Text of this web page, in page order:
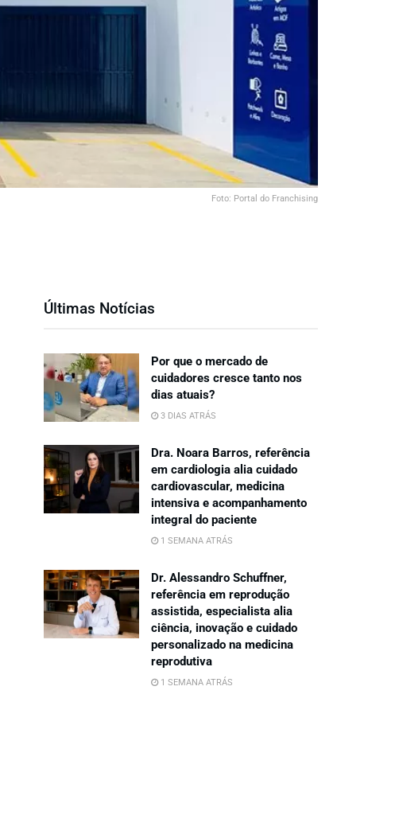
Foto: Portal do Franchising
Últimas Notícias
Por que o mercado de
cuidadores cresce tanto nos
dias atuais?
3 DIAS ATRÁS
Dra. Noara Barros, referência
em cardiologia alia cuidado
cardiovascular, medicina
intensiva e acompanhamento
integral do paciente
1 SEMANA ATRÁS
Dr. Alessandro Schuffner,
referência em reprodução
assistida, especialista alia
ciência, inovação e cuidado
personalizado na medicina
reprodutiva
1 SEMANA ATRÁS